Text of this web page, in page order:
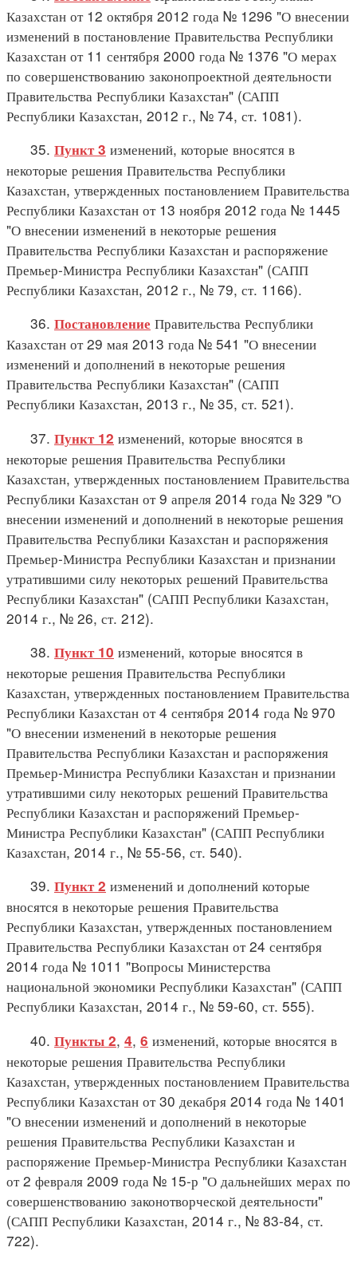
Казахстан от 12 октября 2012 года № 1296 "О внесении
изменений в постановление Правительства Республики
Казахстан от 11 сентября 2000 года № 1376 "О мерах
по совершенствованию законопроектной деятельности
Правительства Республики Казахстан" (САПП
Республики Казахстан, 2012 г., № 74, ст. 1081).
35. Пункт 3 изменений, которые вносятся в
некоторые решения Правительства Республики
Казахстан, утвержденных постановлением Правительства
Республики Казахстан от 13 ноября 2012 года № 1445
"О внесении изменений в некоторые решения
Правительства Республики Казахстан и распоряжение
Премьер-Министра Республики Казахстан" (САПП
Республики Казахстан, 2012 г., № 79, ст. 1166).
36. Постановление Правительства Республики
Казахстан от 29 мая 2013 года № 541 "О внесении
изменений и дополнений в некоторые решения
Правительства Республики Казахстан" (САПП
Республики Казахстан, 2013 г., № 35, ст. 521).
37. Пункт 12 изменений, которые вносятся в
некоторые решения Правительства Республики
Казахстан, утвержденных постановлением Правительства
Республики Казахстан от 9 апреля 2014 года № 329 "О
внесении изменений и дополнений в некоторые решения
Правительства Республики Казахстан и распоряжения
Премьер-Министра Республики Казахстан и признании
утратившими силу некоторых решений Правительства
Республики Казахстан" (САПП Республики Казахстан,
2014 г., № 26, ст. 212).
38. Пункт 10 изменений, которые вносятся в
некоторые решения Правительства Республики
Казахстан, утвержденных постановлением Правительства
Республики Казахстан от 4 сентября 2014 года № 970
"О внесении изменений в некоторые решения
Правительства Республики Казахстан и распоряжения
Премьер-Министра Республики Казахстан и признании
утратившими силу некоторых решений Правительства
Республики Казахстан и распоряжений Премьер-
Министра Республики Казахстан" (САПП Республики
Казахстан, 2014 г., № 55-56, ст. 540).
39. Пункт 2 изменений и дополнений которые
вносятся в некоторые решения Правительства
Республики Казахстан, утвержденных постановлением
Правительства Республики Казахстан от 24 сентября
2014 года № 1011 "Вопросы Министерства
национальной экономики Республики Казахстан" (САПП
Республики Казахстан, 2014 г., № 59-60, ст. 555).
40. Пункты 2, 4, 6 изменений, которые вносятся в
некоторые решения Правительства Республики
Казахстан, утвержденных постановлением Правительства
Республики Казахстан от 30 декабря 2014 года № 1401
"О внесении изменений и дополнений в некоторые
решения Правительства Республики Казахстан и
распоряжение Премьер-Министра Республики Казахстан
от 2 февраля 2009 года № 15-р "О дальнейших мерах по
совершенствованию законотворческой деятельности"
(САПП Республики Казахстан, 2014 г., № 83-84, ст.
722).